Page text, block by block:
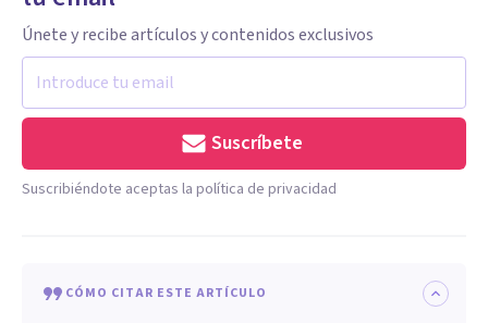
Únete y recibe artículos y contenidos exclusivos
Suscríbete
Suscribiéndote aceptas la política de privacidad
CÓMO CITAR ESTE ARTÍCULO